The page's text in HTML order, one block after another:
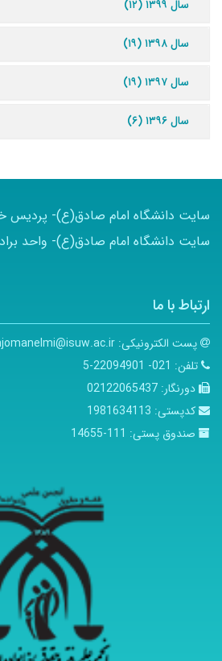
سال ۱۳۹۹ (۱۲)
سال ۱۳۹۸ (۱۹)
سال ۱۳۹۷ (۱۹)
سال ۱۳۹۶ (۶)
سایت دانشگاه امام صادق(ع)- پردیس
سایت دانشگاه امام صادق(ع)- واحد
ارتباط با ما
پست الکترونیکی:
تلفن: 021- 22094901-5
دورنگار: 02122065437
کدپستی: 1981634113
صندوق پستی: 111-14655